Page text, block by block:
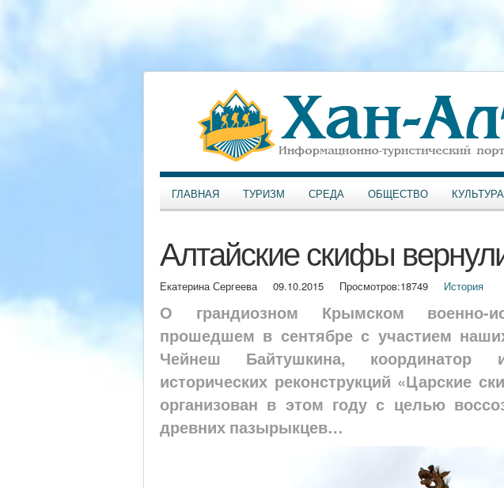
ГЛАВНАЯ ТУРИЗМ СРЕДА ОБЩЕСТВО КУЛЬТУРА
Алтайские скифы
Екатерина Сергеева 09.10.2015 Просмотров:18749 История
О грандиозном Крымском военно-
прошедшем в сентябре с участием
Чейнеш Байтушкина, координатор
исторических реконструкций «Царские
организован в этом году с целью
древних пазырыкцев…